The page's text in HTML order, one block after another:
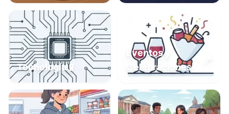
Tecnología📱
Eventos y
Celebraciones